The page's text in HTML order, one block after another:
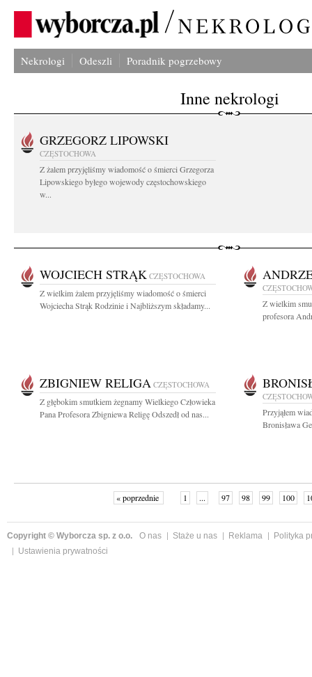
Nekrologi Odeszli Poradnik pogrzebowy
Inne nekrologi
GRZEGORZ LIPOWSKI
CZĘSTOCHOWA
Z żalem przyjęliśmy wiadomość o śmierci Grzegorza
Lipowskiego byłego wojewody częstochowskiego
w...
WOJCIECH STRĄK CZĘSTOCHOWA
Z wielkim żalem przyjęliśmy wiadomość o śmierci
Wojciecha Strąk Rodzinie i Najbliższym składamy...
Z wielkim
profesora
ZBIGNIEW RELIGA CZĘSTOCHOWA
Z głębokim smutkiem żegnamy Wielkiego Człowieka
Pana Profesora Zbigniewa Religę Odszedł od nas...
Przyjąłem
Bronisława
« poprzednie 1 ... 97 98 99 100
Copyright © Wyborcza sp. z o.o. O nas Staże u nas Reklama
Polityka
Ustawienia prywatności